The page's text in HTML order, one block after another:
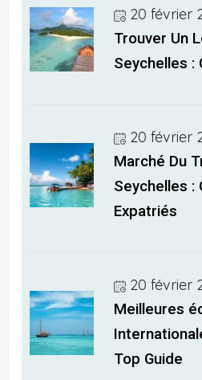
20 février
Trouver Un
Seychelles :
20 février
Marché Du
Seychelles :
Expatriés
20 février
Meilleures
Top Guide